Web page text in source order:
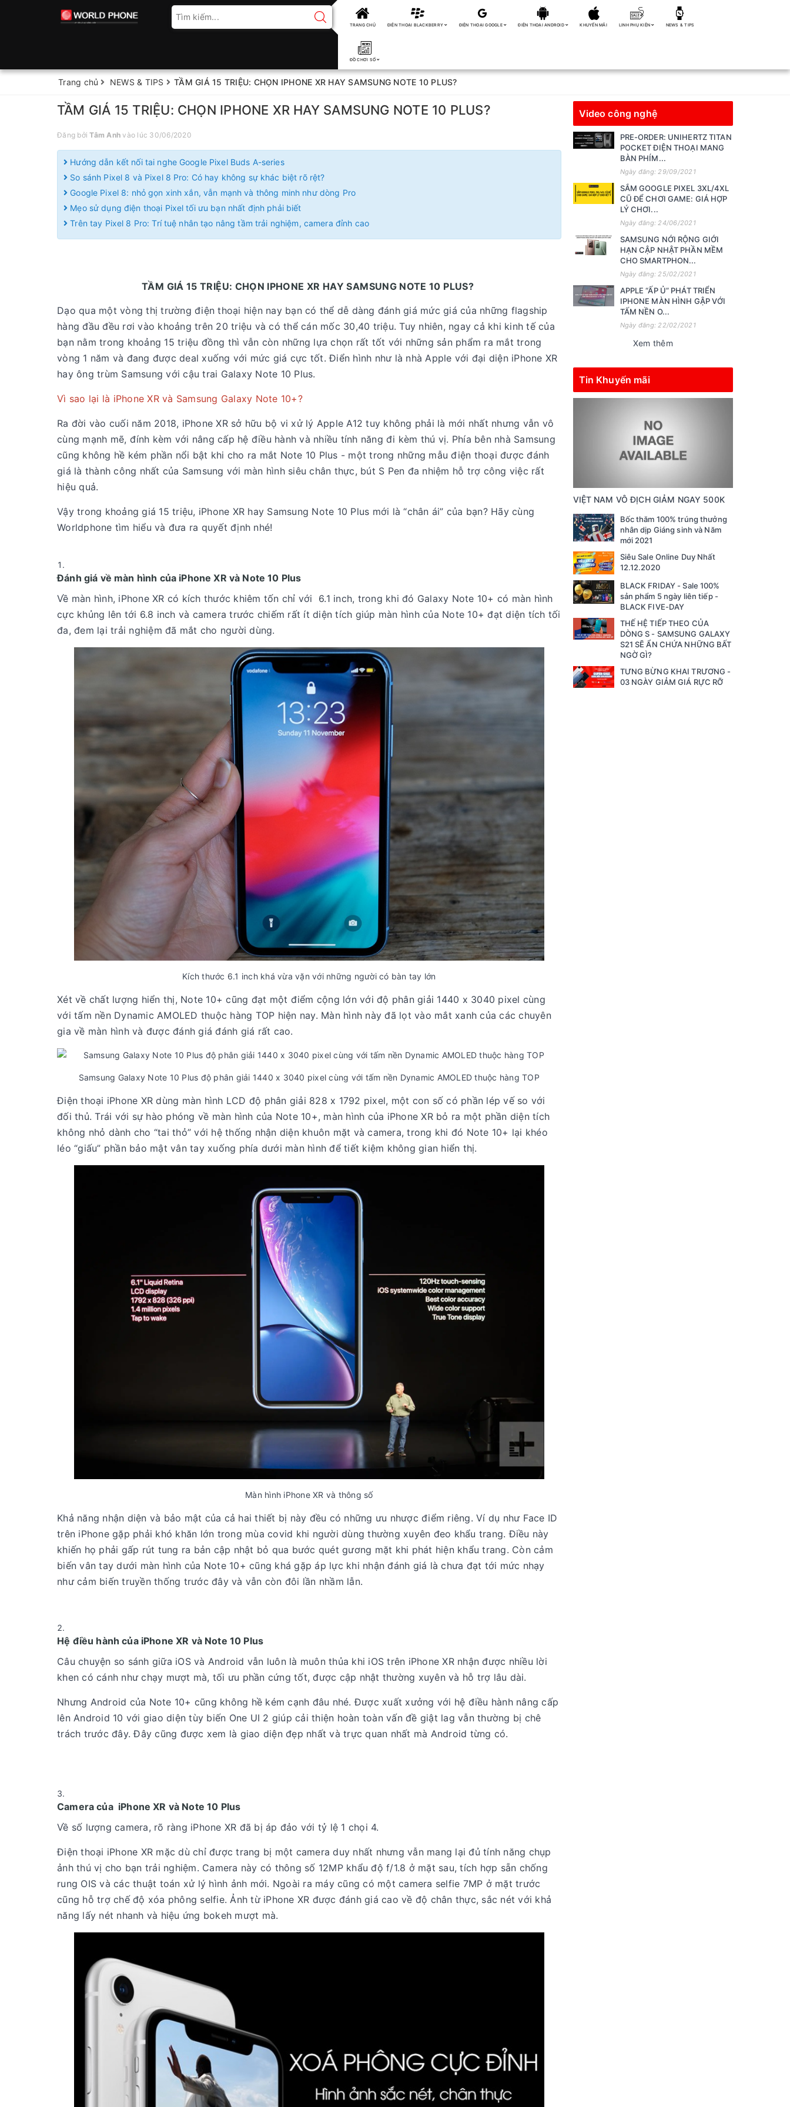
TRANG CHỦ ĐIỆN THOẠI BLACKBERRY ĐIỆN THOẠI GOOGLE ĐIỆN THOẠI ANDROID KHUYẾN MÃI LINH PHỤ KIỆN NEWS & TIPS
ĐỒ CHƠI SỐ
Trang chủ NEWS & TIPS TẦM GIÁ 15 TRIỆU: CHỌN IPHONE XR HAY SAMSUNG NOTE 10 PLUS?
TẦM GIÁ 15 TRIỆU: CHỌN IPHONE XR HAY SAMSUNG NOTE 10 PLUS?
Đăng bởiTâm Anh vào lúc 30/06/2020
Hướng dẫn kết nối tai nghe Google Pixel Buds A-series
So sánh Pixel 8 và Pixel 8 Pro: Có hay không sự khác biệt rõ rệt?
Google Pixel 8: nhỏ gọn xinh xắn, vẫn mạnh và thông minh như dòng Pro
Mẹo sử dụng điện thoại Pixel tối ưu bạn nhất định phải biết
Trên tay Pixel 8 Pro: Trí tuệ nhân tạo nâng tầm trải nghiệm, camera đỉnh cao
TẦM GIÁ 15 TRIỆU: CHỌN IPHONE XR HAY SAMSUNG NOTE 10 PLUS?
Dạo qua một vòng thị trường điện thoại hiện nay bạn có thể dễ dàng đánh giá mức giá của những flagship
hàng đầu đều rơi vào khoảng trên 20 triệu và có thể cán mốc 30,40 triệu. Tuy nhiên, ngay cả khi kinh tế của
bạn nằm trong khoảng 15 triệu đồng thì vẫn còn những lựa chọn rất tốt với những sản phẩm ra mắt trong
vòng 1 năm và đang được deal xuống với mức giá cực tốt. Điển hình như là nhà Apple với đại diện iPhone XR
hay ông trùm Samsung với cậu trai Galaxy Note 10 Plus.
Vì sao lại là iPhone XR và Samsung Galaxy Note 10+?
Ra đời vào cuối năm 2018, iPhone XR sở hữu bộ vi xử lý Apple A12 tuy không phải là mới nhất nhưng vẫn vô
cùng mạnh mẽ, đính kèm với nâng cấp hệ điều hành và nhiều tính năng đi kèm thú vị. Phía bên nhà Samsung
cũng không hề kém phần nổi bật khi cho ra mắt Note 10 Plus - một trong những mẫu điện thoại được đánh
giá là thành công nhất của Samsung với màn hình siêu chân thực, bút S Pen đa nhiệm hỗ trợ công việc rất
hiệu quả.
Vậy trong khoảng giá 15 triệu, iPhone XR hay Samsung Note 10 Plus mới là “chân ái” của bạn? Hãy cùng
Worldphone tìm hiểu và đưa ra quyết định nhé!
Đánh giá về màn hình của iPhone XR và Note 10 Plus
Về màn hình, iPhone XR có kích thước khiêm tốn chỉ với 6.1 inch, trong khi đó Galaxy Note 10+ có màn hình
cực khủng lên tới 6.8 inch và camera trước chiếm rất ít diện tích giúp màn hình của Note 10+ đạt diện tích tối
đa, đem lại trải nghiệm đã mắt cho người dùng.
Kích thước 6.1 inch khá vừa vặn với những người có bàn tay lớn
Xét về chất lượng hiển thị, Note 10+ cũng đạt một điểm cộng lớn với độ phân giải 1440 x 3040 pixel cùng
với tấm nền Dynamic AMOLED thuộc hàng TOP hiện nay. Màn hình này đã lọt vào mắt xanh của các chuyên
gia về màn hình và được đánh giá đánh giá rất cao.
Samsung Galaxy Note 10 Plus độ phân giải 1440 x 3040 pixel cùng với tấm nền Dynamic AMOLED thuộc hàng TOP
Điện thoại iPhone XR dùng màn hình LCD độ phân giải 828 x 1792 pixel, một con số có phần lép vế so với
đối thủ. Trái với sự hào phóng về màn hình của Note 10+, màn hình của iPhone XR bỏ ra một phần diện tích
không nhỏ dành cho “tai thỏ” với hệ thống nhận diện khuôn mặt và camera, trong khi đó Note 10+ lại khéo
léo “giấu” phần bảo mật vân tay xuống phía dưới màn hình để tiết kiệm không gian hiển thị.
Màn hình iPhone XR và thông số
Khả năng nhận diện và bảo mật của cả hai thiết bị này đều có những ưu nhược điểm riêng. Ví dụ như Face ID
trên iPhone gặp phải khó khăn lớn trong mùa covid khi người dùng thường xuyên đeo khẩu trang. Điều này
khiến họ phải gấp rút tung ra bản cập nhật bỏ qua bước quét gương mặt khi phát hiện khẩu trang. Còn cảm
biến vân tay dưới màn hình của Note 10+ cũng khá gặp áp lực khi nhận đánh giá là chưa đạt tới mức nhạy
như cảm biến truyền thống trước đây và vẫn còn đôi lần nhầm lẫn.
Hệ điều hành của iPhone XR và Note 10 Plus
Câu chuyện so sánh giữa iOS và Android vẫn luôn là muôn thủa khi iOS trên iPhone XR nhận được nhiều lời
khen có cánh như chạy mượt mà, tối ưu phần cứng tốt, được cập nhật thường xuyên và hỗ trợ lâu dài.
Nhưng Android của Note 10+ cũng không hề kém cạnh đâu nhé. Được xuất xưởng với hệ điều hành nâng cấp
lên Android 10 với giao diện tùy biến One UI 2 giúp cải thiện hoàn toàn vấn đề giật lag vẫn thường bị chê
trách trước đây. Đây cũng được xem là giao diện đẹp nhất và trực quan nhất mà Android từng có.
Camera của iPhone XR và Note 10 Plus
Về số lượng camera, rõ ràng iPhone XR đã bị áp đảo với tỷ lệ 1 chọi 4.
Điện thoại iPhone XR mặc dù chỉ được trang bị một camera duy nhất nhưng vẫn mang lại đủ tính năng chụp
ảnh thú vị cho bạn trải nghiệm. Camera này có thông số 12MP khẩu độ f/1.8 ở mặt sau, tích hợp sẵn chống
rung OIS và các thuật toán xử lý hình ảnh mới. Ngoài ra máy cũng có một camera selfie 7MP ở mặt trước
cũng hỗ trợ chế độ xóa phông selfie. Ảnh từ iPhone XR được đánh giá cao về độ chân thực, sắc nét với khả
năng lấy nét nhanh và hiệu ứng bokeh mượt mà.
Video công nghệ
PRE-ORDER: UNIHERTZ TITAN
POCKET ĐIỆN THOẠI MANG
BÀN PHÍM...
Ngày đăng: 29/09/2021
SẮM GOOGLE PIXEL 3XL/4XL
CŨ ĐỂ CHƠI GAME: GIÁ HỢP
LÝ CHƠI...
Ngày đăng: 24/06/2021
SAMSUNG NỚI RỘNG GIỚI
HẠN CẬP NHẬT PHẦN MỀM
CHO SMARTPHON...
Ngày đăng: 25/02/2021
APPLE “ẤP Ủ” PHÁT TRIỂN
IPHONE MÀN HÌNH GẬP VỚI
TẤM NỀN O...
Ngày đăng: 22/02/2021
Xem thêm
Tin Khuyến mãi
VIỆT NAM VÔ ĐỊCH GIẢM NGAY 500K
Bốc thăm 100% trúng thưởng
nhân dịp Giáng sinh và Năm
mới 2021
Siêu Sale Online Duy Nhất
12.12.2020
BLACK FRIDAY - Sale 100%
sản phẩm 5 ngày liên tiếp -
BLACK FIVE-DAY
THẾ HỆ TIẾP THEO CỦA
DÒNG S - SAMSUNG GALAXY
S21 SẼ ẨN CHỨA NHỮNG BẤT
NGỜ GÌ?
TƯNG BỪNG KHAI TRƯƠNG -
03 NGÀY GIẢM GIÁ RỰC RỠ